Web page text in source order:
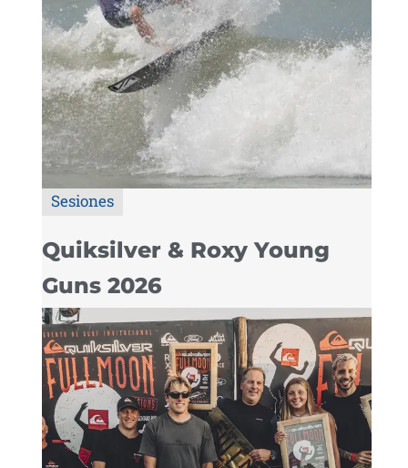
Sesiones
Quiksilver & Roxy Young
Guns 2026